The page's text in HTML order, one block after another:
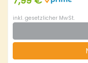
inkl. gesetzlicher MwSt.